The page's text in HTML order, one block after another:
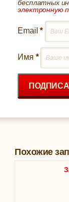
бесплатных
электронную
Email *
Имя *
Похожие